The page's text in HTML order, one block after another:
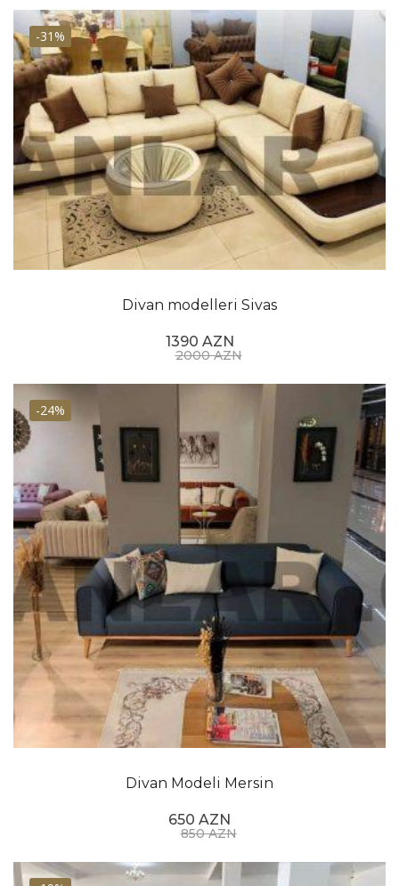
-31%
Divan modelleri Sivas
1390 AZN
2000 AZN
-24%
Divan Modeli Mersin
650 AZN
850 AZN